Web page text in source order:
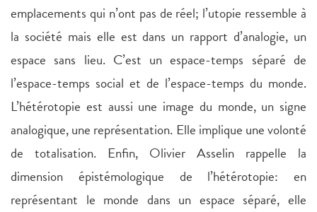
emplacements qui n’ont pas de réel; l’utopie ressemble à
la société mais elle est dans un rapport d’analogie, un
espace sans lieu. C’est un espace-temps séparé de
l’espace-temps social et de l’espace-temps du monde.
L’hétérotopie est aussi une image du monde, un signe
analogique, une représentation. Elle implique une volonté
de totalisation. Enfin, Olivier Asselin rappelle la
dimension épistémologique de l’hétérotopie: en
représentant le monde dans un espace séparé, elle